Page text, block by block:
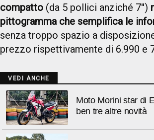
compatto (da 5 pollici anziché 7'')
pittogramma che semplifica le
senza troppo spazio a
prezzo rispettivamente di 6.990 e
VEDI ANCHE
Moto Morini star di
ben tre altre novità